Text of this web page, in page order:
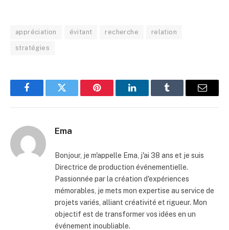
appréciation évitant recherche relation
stratégies
FacebookTwitter Pinterest LinkedInTumblr Email
Ema
Bonjour, je m'appelle Ema, j'ai 38 ans et je suis
Directrice de production événementielle.
Passionnée par la création d'expériences
mémorables, je mets mon expertise au service de
projets variés, alliant créativité et rigueur. Mon
objectif est de transformer vos idées en un
événement inoubliable.